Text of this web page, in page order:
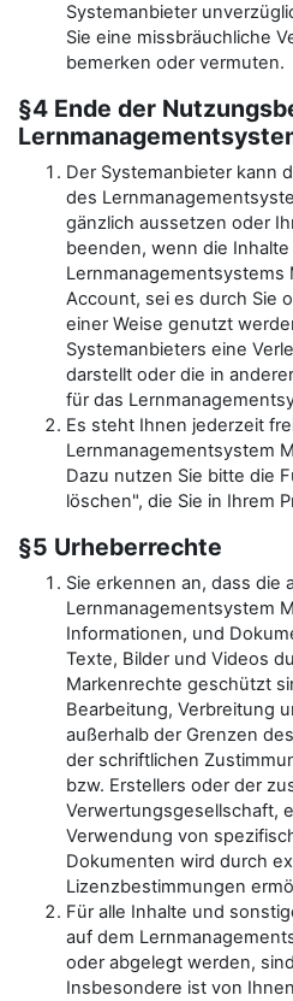
Systemanbieter
Sie eine missbräuchliche
bemerken oder vermuten.
§4 Ende der
Der Systemanbieter kann
des
gänzlich aussetzen oder
beenden, wenn die Inhalte
Lernmanagementsystems
Account, sei es durch Sie
einer Weise genutzt
Systemanbieters eine
darstellt oder die in
für das
Es steht Ihnen jederzeit
Lernmanagementsystem
Dazu nutzen Sie bitte die
löschen", die Sie in Ihrem
§5 Urheberrechte
Sie erkennen an, dass die
Lernmanagementsystem
Informationen, und
Texte, Bilder und Videos
Markenrechte geschützt
Bearbeitung, Verbreitung
außerhalb der Grenzen
der schriftlichen
bzw. Erstellers oder der
Verwertungsgesellschaft,
Verwendung von
Dokumenten wird durch
Lizenzbestimmungen
Für alle Inhalte und
auf dem
oder abgelegt werden,
Insbesondere ist von